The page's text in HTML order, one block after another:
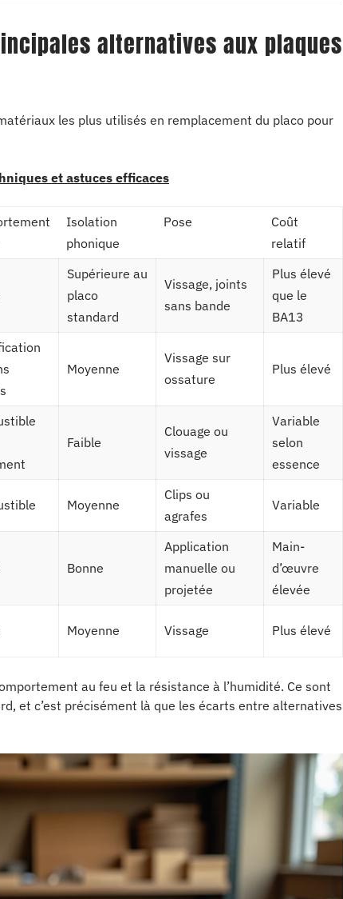
alternatives aux plaques
les plus utilisés en remplacement du placo pour
et astuces efficaces
Isolation
phonique
Pose
Coût
relatif
Supérieure au
placo
standard
Vissage, joints
sans bande
Plus élevé
que le
BA13
Moyenne
Vissage sur
ossature
Plus élevé
Faible
Clouage ou
vissage
Variable
selon
essence
Moyenne
Clips ou
agrafes
Variable
Bonne
Application
manuelle ou
projetée
Main-
d’œuvre
élevée
Moyenne Vissage Plus élevé
au feu et la résistance à l’humidité. Ce sont
et c’est précisément là que les écarts entre alternatives